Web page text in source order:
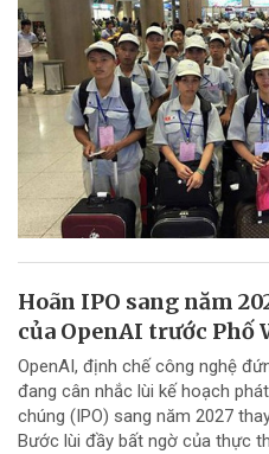
Hoãn IPO sang năm
của OpenAI trước Phố
OpenAI, định chế công nghệ
đang cân nhắc lùi kế hoạch
chúng (IPO) sang năm 2027
Bước lùi đầy bất ngờ của thực